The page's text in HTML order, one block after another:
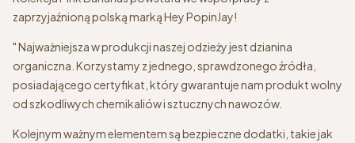
zaprzyjaźnioną polską markąHey PopinJay!
" Najważniejsza w produkcji naszej odzieży jest dzianina
organiczna. Korzystamy z jednego, sprawdzonego źródła,
posiadającego certyfikat, który gwarantuje nam produkt wolny
od szkodliwych chemikaliów i sztucznych nawozów.
Kolejnym ważnym elementem są bezpieczne dodatki, takie jak